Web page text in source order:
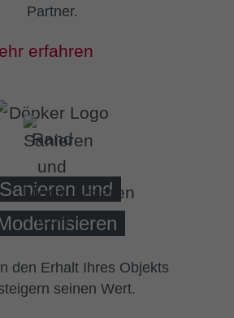
Partner.
erfahren
Sanieren und
den Erhalt Ihres Objekts
seinen Wert.